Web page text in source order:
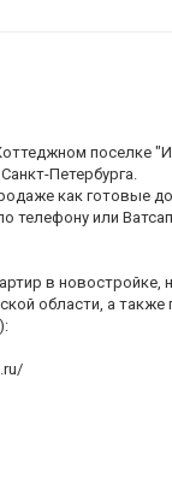
поселке
Петербурга.
как готовые
или
в
области, а